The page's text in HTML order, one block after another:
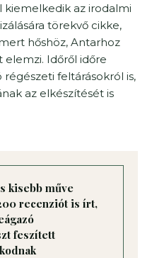
kiemelkedik az irodalmi
törekvő cikke,
hőshöz, Antarhoz
Időről időre
feltárásokról is,
az elkészítését is
kisebb műve
recenziót is írt,
feszített